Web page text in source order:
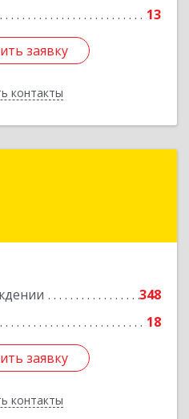
13
заявку
контакты
заявку
348
18
заявку
контакты
Усолье-Сибирское г,
заявку